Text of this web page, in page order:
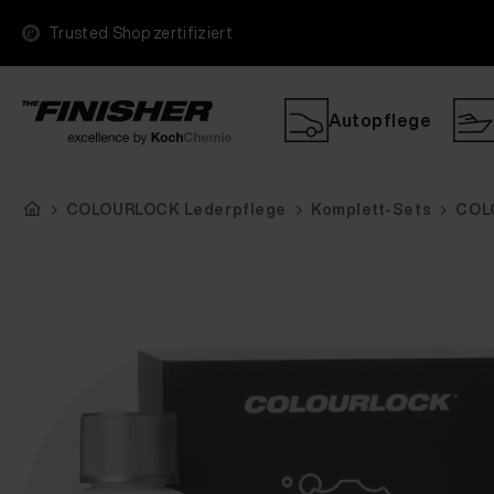
Trusted Shop zertifiziert
Autopflege
COLOURLOCK Lederpflege Komplett-Sets